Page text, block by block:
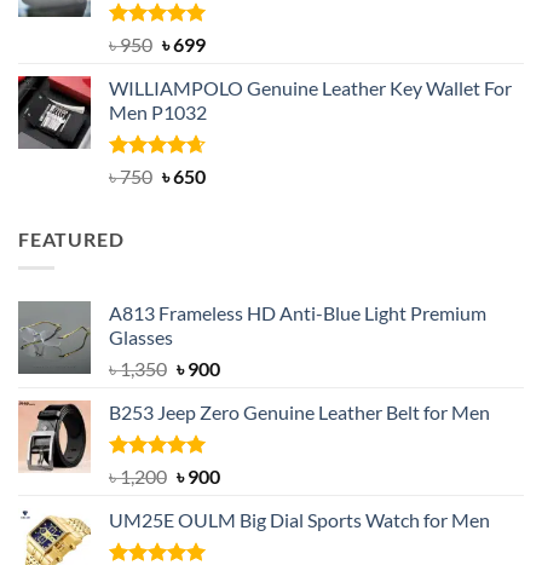
Rated5.00
৳950 Original
was:
৳ 950.
৳699Current
is:
৳ 699.
WILLIAMPOLO Genuine Leather Key Wallet For
Men P1032
Rated4.63
৳750 Original
৳650Current
FEATURED
A813 Frameless HD Anti-Blue Light Premium
Glasses
৳1,350 Original
was:
৳ 1,350.
৳900Current
is:
B253 Jeep Zero Genuine Leather Belt for Men
Rated5.00
out of 5
৳1,200 Original
was:
৳ 1,200.
৳900Current
is:
UM25E OULM Big Dial Sports Watch for Men